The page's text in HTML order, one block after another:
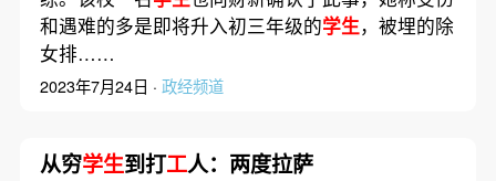
和遇难的多是即将升入初三年级的学生，被埋的除
女排……
2023年7月24日 · 政经频道
从穷学生到打工人：两度拉萨